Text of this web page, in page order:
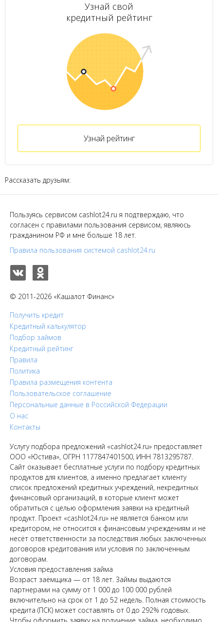
Узнай свой
кредитный рейтинг
Узнай рейтинг
Рассказать друзьям:
Пользуясь сервисом cashlot24.ru я подтверждаю, что
согласен с правилами пользования сервисом, являюсь
гражданином РФ и мне больше 18 лет.
Правила пользования системой cashlot24.ru
© 2011-2026 «Кашалот Финанс»
Получить кредит
Кредитный калькулятор
Подбор займов
Кредитный рейтинг
Правила
Политика
Правила размещения контента
Пользовательское соглашение
Персональные данные в Российской Федерации
О нас
Контакты
Услугу подбора предложений «cashlot24.ru» предоставляет
ООО «Юстива», ОГРН 1177847401500, ИНН 7813295787.
Сайт оказывает бесплатные услуги по подбору кредитных
продуктов для клиентов, а именно предлагает клиенту
список предложений кредитных учреждений, некредитных
финансовый организаций, в которые клиент может
обратиться с целью оформления заявки на кредитный
продукт. Проект «cashlot24.ru» не является банком или
кредитором, не относится к финансовым учреждениям и не
несёт ответственности за последствия любых заключенных
договоров кредитования или условия по заключенным
договорам.
Условия предоставления займа
Возраст заёмщика — от 18 лет. Займы выдаются
партнерами на сумму от 1 000 до 100 000 рублей
включительно на срок от 1 до 52 недель. Полная стоимость
кредита (ПСК) может составлять от 0 до 292% годовых.
Чтобы оформить заявку на получение займа, необходимо